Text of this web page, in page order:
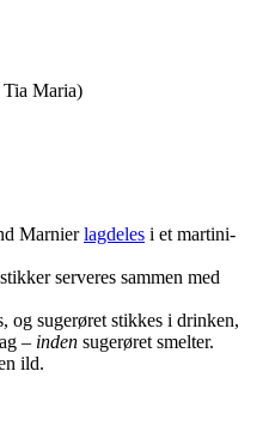
Maria)
Marnierlagdeles i et martini-
serveres sammen med
og sugerøret stikkes i drinken,
– inden sugerøret smelter.
ild.